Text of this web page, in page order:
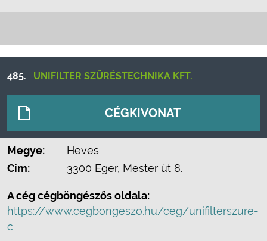
485. UNIFILTER SZŰRÉSTECHNIKA KFT.
CÉGKIVONAT
Megye:
Heves
Cím:
3300 Eger, Mester út 8.
A cég cégböngészős oldala:
https://www.cegbongeszo.hu/ceg/unifilterszure-
c